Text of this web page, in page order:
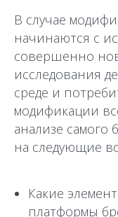
В случае
начинаются с
совершенно
исследования
среде и
модификации
анализе самого
на следующие
Какие
платформы